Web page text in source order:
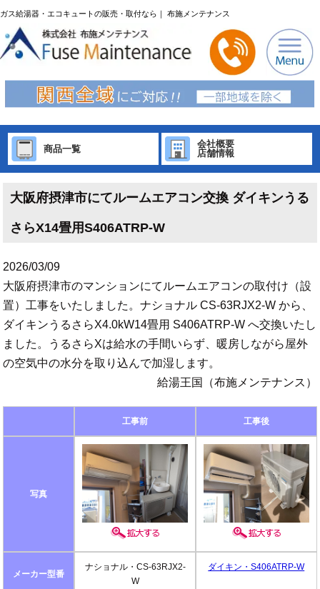
ガス給湯器・エコキュートの販売・取付なら｜ 布施メンテナンス
商品一覧
会社概要
店舗情報
大阪府摂津市にてルームエアコン交換 ダイキンうる
さらX14畳用S406ATRP-W
2026/03/09
大阪府摂津市のマンションにてルームエアコンの取付け（設
置）工事をいたしました。ナショナル CS-63RJX2-W から、
ダイキンうるさらX4.0kW14畳用 S406ATRP-W へ交換いたし
ました。うるさらXは給水の手間いらず、暖房しながら屋外
の空気中の水分を取り込んで加湿します。
給湯王国（布施メンテナンス）
工事前 工事後
写真
メーカー型番
ナショナル・CS-63RJX2-
W
ダイキン・S406ATRP-W